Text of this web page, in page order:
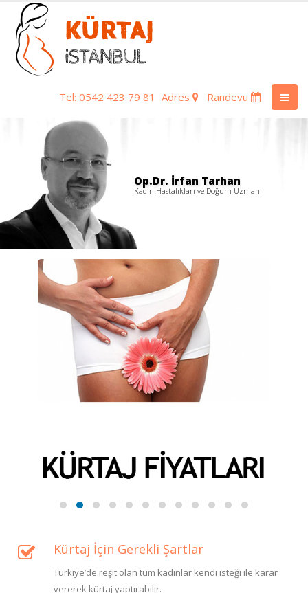
Tel: 0542 423 79 81 Adres Randevu
Op.Dr. İrfan Tarhan
Kadın Hastalıkları ve Doğum Uzmanı
Kürtaj İçin Gerekli Şartlar
Türkiye’de reşit olan tüm kadınlar kendi isteği ile karar
vererek kürtaj yaptırabilir.